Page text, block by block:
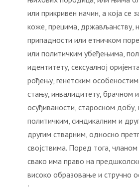
или прикривен начин, а која се
коже, прецима, држављанству,
припадности или етничком
или политичким убеђењима,
идентитету, сексуалној
рођењу, генетским
стању, инвалидитету, брачном
осуђиваности, старосном добу,
политичким, синдикалним и
другим стварним, односно
својствима. Поред тога,
свако има право на
високо образовање и стручно